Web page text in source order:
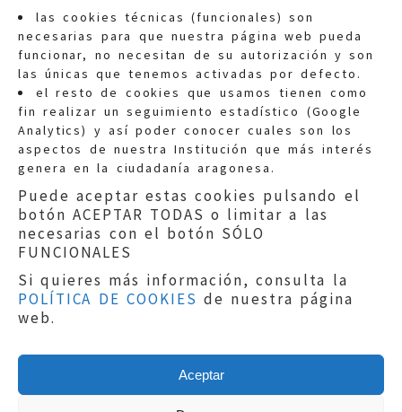
las cookies técnicas (funcionales) son
necesarias para que nuestra página web pueda
funcionar, no necesitan de su autorización y son
las únicas que tenemos activadas por defecto.
el resto de cookies que usamos tienen como
fin realizar un seguimiento estadístico (Google
Analytics) y así poder conocer cuales son los
aspectos de nuestra Institución que más interés
genera en la ciudadanía aragonesa.
Puede aceptar estas cookies pulsando el
botón ACEPTAR TODAS o limitar a las
necesarias con el botón SÓLO
FUNCIONALES
Si quieres más información, consulta la
POLÍTICA DE COOKIES de nuestra página
web.
Aceptar
Quejas:quejas@eljusticiadearagon.es
Información general:
informacion@eljusticiadearagon.es
Teléfonos:900 210 210/
Aviso legal|Política de privacidad|
Protección de Datos
Política de cookies
Copyright © 2019El Justicia de Aragón|